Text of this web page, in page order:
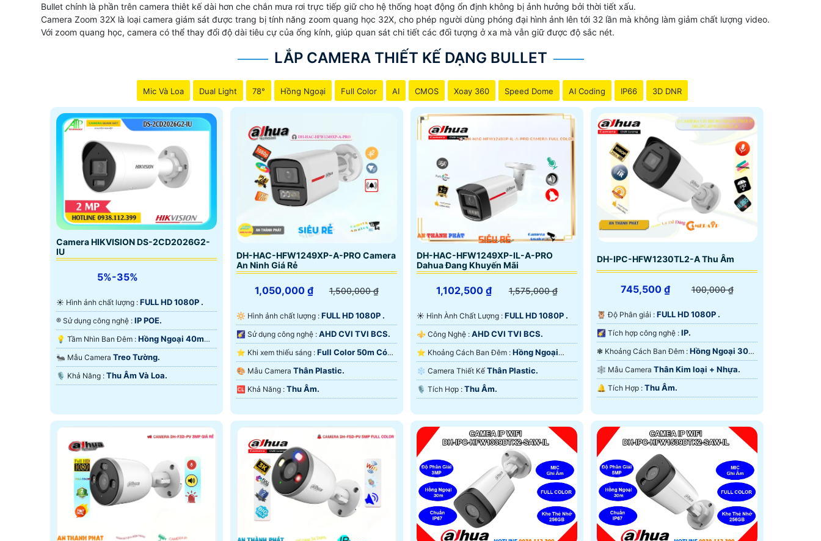
Bullet chính là phần trên camera thiêt kế dài hơn che chắn mưa rơi trực tiếp giữ cho hệ thống hoạt động ổn định không bị ảnh hưởng bởi thời tiết xấu.
Camera Zoom 32X là loại camera giám sát được trang bị tính năng zoom quang học 32X, cho phép người dùng phóng đại hình ảnh lên tới 32 lần mà không làm giảm chất lượng video.
Với zoom quang học, camera có thể thay đổi độ dài tiêu cự của ống kính, giúp quan sát chi tiết các đối tượng ở xa mà vẫn giữ được độ sắc nét.
LẮP CAMERA THIẾT KẾ DẠNG BULLET
Mic Và Loa Dual Light 78° Hồng Ngoại Full Color AI CMOS Xoay 360 Speed Dome AI Coding IP66 3D DNR
Camera HIKVISION DS-2CD2026G2-
IU
5%-35%
☀️ Hình ảnh chất lượng : FULL HD 1080P .
®️ Sử dụng công nghệ : IP POE.
💡 Tầm Nhìn Ban Đêm : Hồng Ngoại 40m
Công Nghệ Làm Lạnh iAUTO-X.
🐜 Mẫu Camera Treo Tường.
️🎙 Khả Năng : Thu Âm Và Loa.
DH-HAC-HFW1249XP-A-PRO Camera
An Ninh Giá Rẻ
1,050,000 ₫ 1,500,000 ₫
🔆 Hình ảnh chất lượng : FULL HD 1080P .
🌠 Sử dụng công nghệ : AHD CVI TVI BCS.
⭐ Khi xem thiếu sáng : Full Color 50m Có
Màu Ban Ðêm.
🎨 Mẫu Camera Thân Plastic.
️🆑 Khả Năng : Thu Âm.
DH-HAC-HFW1249XP-IL-A-PRO
Dahua Đang Khuyến Mãi
1,102,500 ₫ 1,575,000 ₫
☀️ Hình Ành Chất Lượng : FULL HD 1080P .
⚜️ Công Nghệ : AHD CVI TVI BCS.
⭐ Khoảng Cách Ban Đêm : Hồng Ngoại
50m Có Màu Ban Ðêm.
❄ Camera Thiết Kế Thân Plastic.
️🎙 Tích Hợp : Thu Âm.
DH-IPC-HFW1230TL2-A Thu Âm
745,500 ₫ 100,000 ₫
🦉 Độ Phân giải : FULL HD 1080P .
🌠 Tích hợp công nghệ : IP.
❃ Khoảng Cách Ban Đêm : Hồng Ngoại 30m
Hồng Ngoại Smart IR.
🕸️ Mẫu Camera Thân Kim loại + Nhựa.
️🔔 Tích Hợp : Thu Âm.